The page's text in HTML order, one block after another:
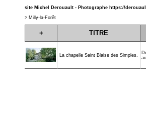
site Michel Derouault - Photographe https://
> Milly-la-Forêt
+ TITRE
La chapelle Saint Blaise des Simples.